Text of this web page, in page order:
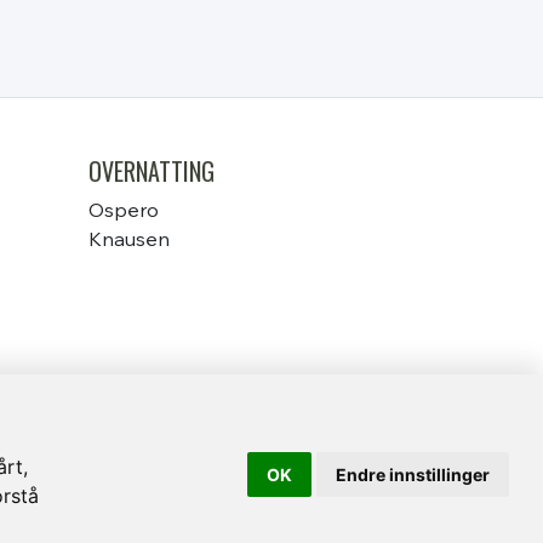
OK Endre innstillinger
OVERNATTING
Ospero
Knausen